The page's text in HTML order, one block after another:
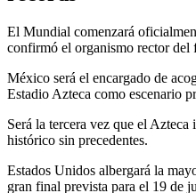
El Mundial comenzará
confirmó el organismo rector del
México será el encargado de
Estadio Azteca como escenario
Será la tercera vez que el
histórico sin precedentes.
Estados Unidos albergará la
gran final prevista para el 19 de